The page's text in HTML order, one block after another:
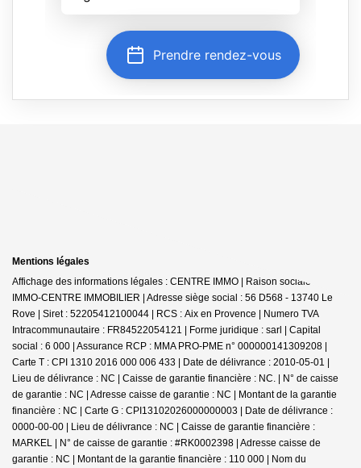
Mentions légales
Affichage des informations légales : CENTRE IMMO | Raison sociale : JDG
IMMO-CENTRE IMMOBILIER | Adresse siège social : 56 D568 - 13740 Le
Rove | Siret : 52205412100044 | RCS : Aix en Provence | Numero TVA
Intracommunautaire : FR84522054121 | Forme juridique : sarl | Capital
social : 6 000 | Assurance RCP : MMA PRO-PME n° 000000141309208 |
Carte T : CPI 1310 2016 000 006 433 | Date de délivrance : 2010-05-01 |
Lieu de délivrance : NC | Caisse de garantie financière : NC. | N° de caisse
de garantie : NC | Adresse caisse de garantie : NC | Montant de la garantie
financière : NC | Carte G : CPI13102026000000003 | Date de délivrance :
0000-00-00 | Lieu de délivrance : NC | Caisse de garantie financière :
MARKEL | N° de caisse de garantie : #RK0002398 | Adresse caisse de
garantie : NC | Montant de la garantie financière : 110 000 | Nom du